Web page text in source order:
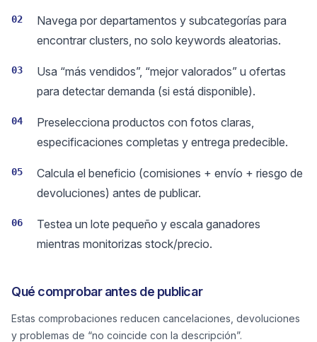
02
Navega por departamentos y subcategorías para
encontrar clusters, no solo keywords aleatorias.
03
Usa “más vendidos”, “mejor valorados” u ofertas
para detectar demanda (si está disponible).
04
Preselecciona productos con fotos claras,
especificaciones completas y entrega predecible.
05
Calcula el beneficio (comisiones + envío + riesgo de
devoluciones) antes de publicar.
06
Testea un lote pequeño y escala ganadores
mientras monitorizas stock/precio.
Qué comprobar antes de publicar
Estas comprobaciones reducen cancelaciones, devoluciones
y problemas de “no coincide con la descripción”.